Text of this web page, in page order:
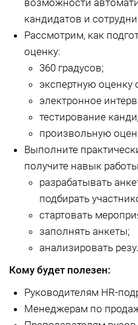
возможности
кандидатов и
Рассмотрим, как
оценку:
360 градусов;
экспертную оценку
электронное
тестирование
произвольную
Выполните практиче
получите навык
разрабатывать
подбирать
стартовать
заполнять анкеты;
анализировать
Кому будет полезен:
Руководителям HR-
Менеджерам по